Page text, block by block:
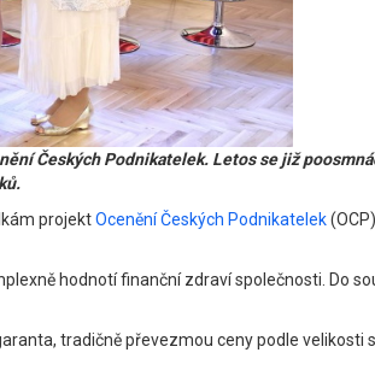
Českých Podnikatelek. Letos se již
projektOcenění Českých Podnikatelek
hodnotí finanční zdraví společnosti. Do
tradičně převezmou ceny podle